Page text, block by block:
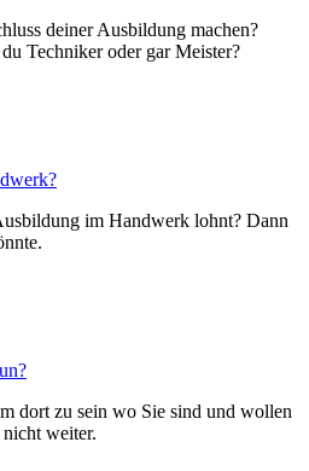
deiner Ausbildung machen?
Techniker oder gar Meister?
im Handwerk lohnt? Dann
dort zu sein wo Sie sind und wollen
weiter.